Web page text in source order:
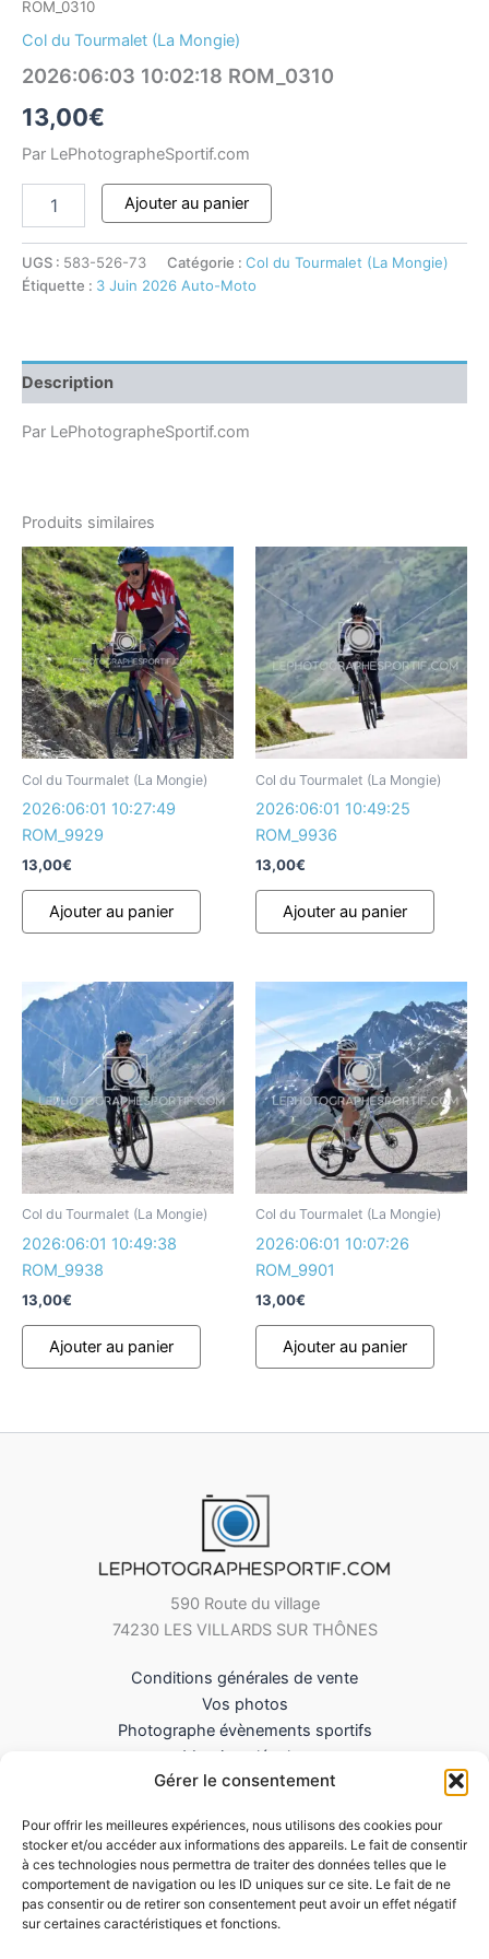
Gérer le consentement
Pour offrir les meilleures expériences, nous utilisons des cookies pour
stocker et/ou accéder aux informations des appareils. Le fait de consentir
à ces technologies nous permettra de traiter des données telles que le
comportement de navigation ou les ID uniques sur ce site. Le fait de ne
pas consentir ou de retirer son consentement peut avoir un effet négatif
sur certaines caractéristiques et fonctions.
ROM_0310
Col du Tourmalet (La Mongie)
2026:06:03 10:02:18 ROM_0310
13,00€
Par LePhotographeSportif.com
Ajouter au panier
UGS : 583-526-73 Catégorie : Col du Tourmalet (La Mongie)
Étiquette : 3 Juin 2026 Auto-Moto
Description
Par LePhotographeSportif.com
Produits similaires
Col du Tourmalet (La Mongie)
2026:06:01 10:27:49
ROM_9929
13,00€
Ajouter au panier
Col du Tourmalet (La Mongie)
2026:06:01 10:49:25
ROM_9936
13,00€
Ajouter au panier
Col du Tourmalet (La Mongie)
2026:06:01 10:49:38
ROM_9938
13,00€
Ajouter au panier
Col du Tourmalet (La Mongie)
2026:06:01 10:07:26
ROM_9901
13,00€
Ajouter au panier
590 Route du village
74230 LES VILLARDS SUR THÔNES
Conditions générales de vente
Vos photos
Photographe évènements sportifs
Mentions légales
Mes Téléchargements
Politique de cookies (UE)